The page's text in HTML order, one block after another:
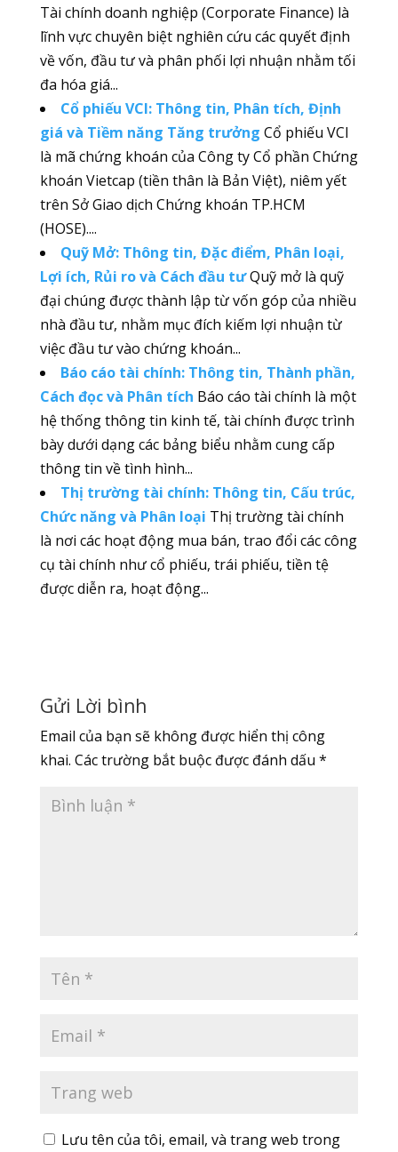
Tài chính doanh nghiệp (Corporate Finance) là
lĩnh vực chuyên biệt nghiên cứu các quyết định
về vốn, đầu tư và phân phối lợi nhuận nhằm tối
đa hóa giá...
Cổ phiếu VCI: Thông tin, Phân tích, Định
giá và Tiềm năng Tăng trưởng Cổ phiếu VCI
là mã chứng khoán của Công ty Cổ phần Chứng
khoán Vietcap (tiền thân là Bản Việt), niêm yết
trên Sở Giao dịch Chứng khoán TP.HCM
(HOSE)....
Quỹ Mở: Thông tin, Đặc điểm, Phân loại,
Lợi ích, Rủi ro và Cách đầu tưQuỹ mở là quỹ
đại chúng được thành lập từ vốn góp của nhiều
nhà đầu tư, nhằm mục đích kiếm lợi nhuận từ
việc đầu tư vào chứng khoán...
Báo cáo tài chính: Thông tin, Thành phần,
Cách đọc và Phân tích Báo cáo tài chính là một
hệ thống thông tin kinh tế, tài chính được trình
bày dưới dạng các bảng biểu nhằm cung cấp
thông tin về tình hình...
Thị trường tài chính: Thông tin, Cấu trúc,
Chức năng và Phân loại Thị trường tài chính
là nơi các hoạt động mua bán, trao đổi các công
cụ tài chính như cổ phiếu, trái phiếu, tiền tệ
được diễn ra, hoạt động...
Gửi Lời bình
Email của bạn sẽ không được hiển thị công
khai. Các trường bắt buộc được đánh dấu *
Lưu tên của tôi, email, và trang web trong